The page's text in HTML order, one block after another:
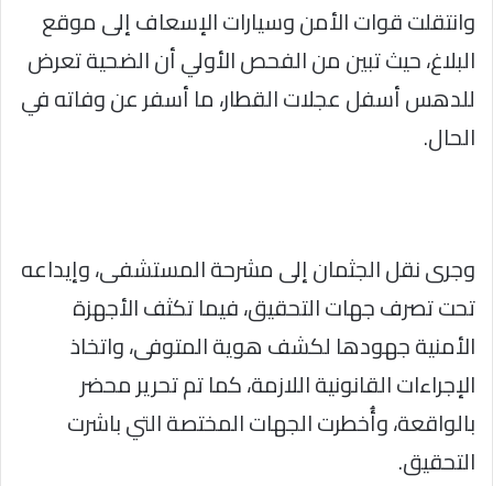
وانتقلت قوات الأمن وسيارات الإسعاف إلى موقع
البلاغ، حيث تبين من الفحص الأولي أن الضحية تعرض
للدهس أسفل عجلات القطار، ما أسفر عن وفاته في
الحال.
وجرى نقل الجثمان إلى مشرحة المستشفى، وإيداعه
تحت تصرف جهات التحقيق، فيما تكثف الأجهزة
الأمنية جهودها لكشف هوية المتوفى، واتخاذ
الإجراءات القانونية اللازمة، كما تم تحرير محضر
بالواقعة، وأُخطرت الجهات المختصة التي باشرت
التحقيق.